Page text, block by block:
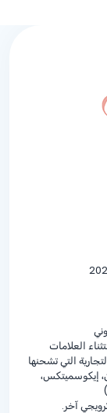
العلامات
التي تشحنها
إيكوسميتكس،
آخر.